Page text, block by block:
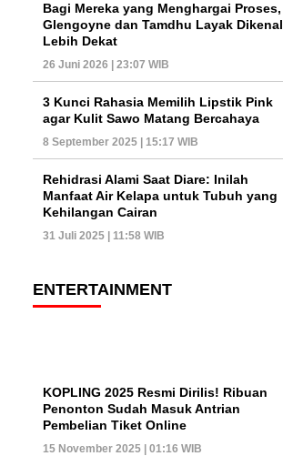
Bagi Mereka yang Menghargai Proses,
Glengoyne dan Tamdhu Layak Dikenal
Lebih Dekat
26 Juni 2026 | 23:07 WIB
3 Kunci Rahasia Memilih Lipstik Pink
agar Kulit Sawo Matang Bercahaya
8 September 2025 | 15:17 WIB
Rehidrasi Alami Saat Diare: Inilah
Manfaat Air Kelapa untuk Tubuh yang
Kehilangan Cairan
31 Juli 2025 | 11:58 WIB
ENTERTAINMENT
KOPLING 2025 Resmi Dirilis! Ribuan
Penonton Sudah Masuk Antrian
Pembelian Tiket Online
15 November 2025 | 01:16 WIB